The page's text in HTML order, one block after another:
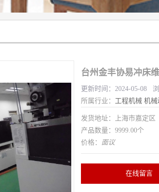
台州金丰协易冲床
更新时间：2024-05-08
所属行业： 工程机械 机械
发货地址：上海市嘉定区
产品数量：9999.00个
价格： 面议
在线留言